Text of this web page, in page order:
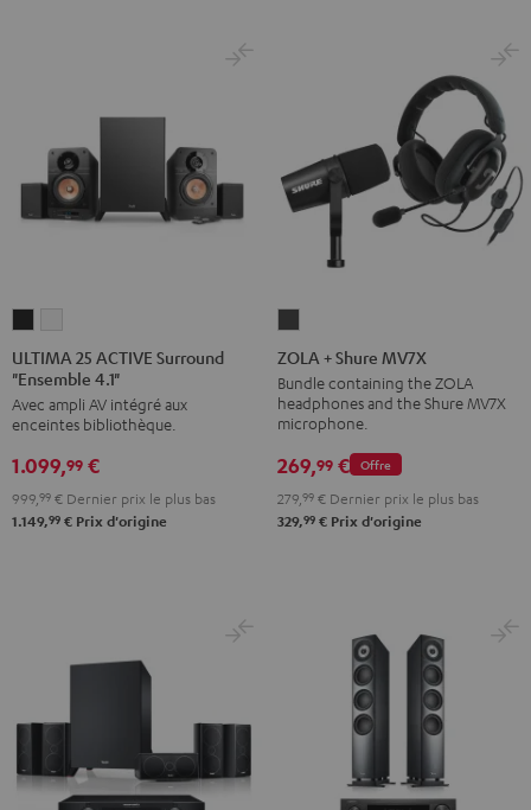
25
ACTIVE
Surround
"Ensemble
4.1"
Night
Black
25
ACTIVE
Surround
"Ensemble
4.1"
Pure
White
ULTIMA 25 ACTIVE Surround
"Ensemble 4.1"
Avec ampli AV intégré aux
enceintes bibliothèque.
1.099,99 €
999, 99 € Dernier prix le plus bas
1.149,99 € Prix d'origine
+
Shure
MV7X
Dark
Gray
ZOLA + Shure MV7X
Bundle containing the ZOLA
headphones and the Shure MV7X
microphone.
Offre
269,99 €
279, 99 € Dernier prix le plus bas
329,99 € Prix d'origine